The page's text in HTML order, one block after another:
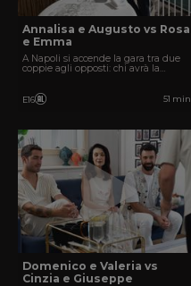
Annalisa e Augusto vs Rosa
e Emma
A Napoli si accende la gara tra due
coppie agli opposti: chi avrà la
E16 51 min
Domenico e Valeria vs
Cinzia e Giuseppe